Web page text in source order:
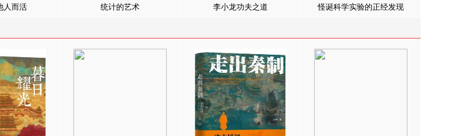
人而活 统计的艺术 李小龙功夫之道 怪诞科学实验的正经发现